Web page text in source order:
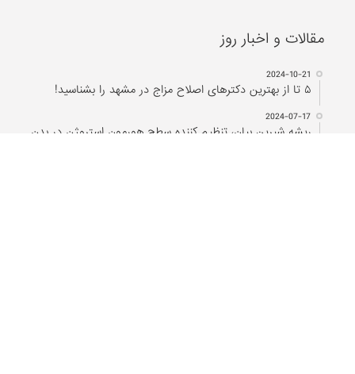
مقالات و اخبار روز
2024-10-21
۵ تا از بهترین دکتر‌های اصلاح مزاج در مشهد را بشناسید!
2024-07-17
ریشه شیرین بیان، تنظیم کننده سطح هورمون استروژن در بدن